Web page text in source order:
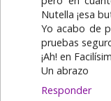
Nutella ¡esa
Yo acabo de
pruebas
¡Ah! en
Un abrazo
Responder